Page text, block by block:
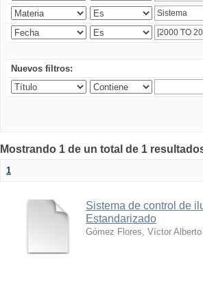
Nuevos filtros:
Mostrando 1 de un total de 1
1
Sistema de control de
Estandarizado
Gómez Flores, Víctor Alberto